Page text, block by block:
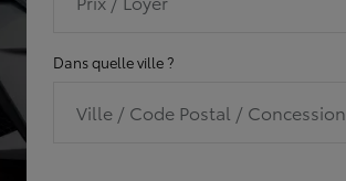
Dans quelle ville ?
Ville / Code Postal / Concession